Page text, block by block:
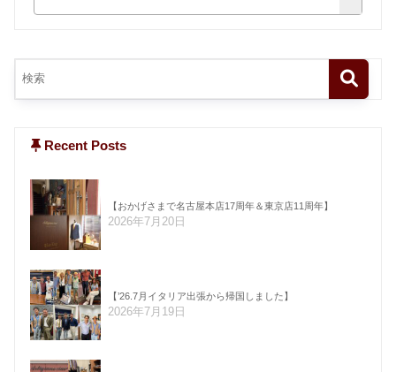
Recent Posts
【おかげさまで名古屋本店17周年＆東京店11周年】
2026年7月20日
【’26.7月イタリア出張から帰国しました】
2026年7月19日